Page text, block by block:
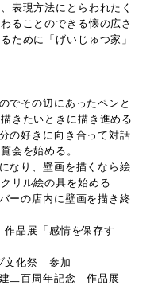
表現方法にとらわれたく
ることのできる懐の広さ
ために「げいじゅつ家」
でその辺にあったペンと
きたいときに描き進める
の好きに向き合って対話
会を始める。
なり、壁画を描くなら絵
リル絵の具を始める
ーの店内に壁画を描き終
品展「感情を保存す
文化祭 参加
二百周年記念 作品展